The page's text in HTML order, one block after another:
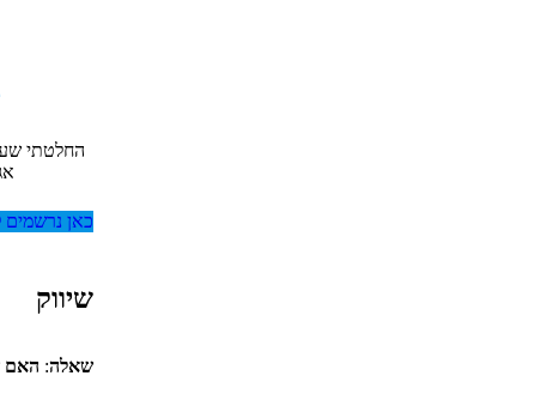
החלטתי
אגריל 10
כאן נרשמים להגרלה
שיווק
שאלה: האם